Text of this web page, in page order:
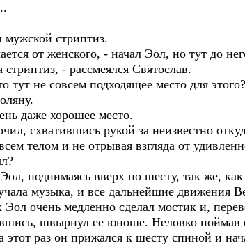
мужской стриптиз.
от женского, - начал Эол, но тут до
- рассмеялся Святослав.
тут не совсем подходящее место для этого?
даже хорошее место.
схватившись рукой за неизвестно
телом и не отрывая взгляда от
поднимаясь вверх по шесту, так же, как
музыка, и все дальнейшие движения
Эол очень медленно сделал мостик и,
швырнул ее юноше. Неловко поймав
раз он прижался к шесту спиной и